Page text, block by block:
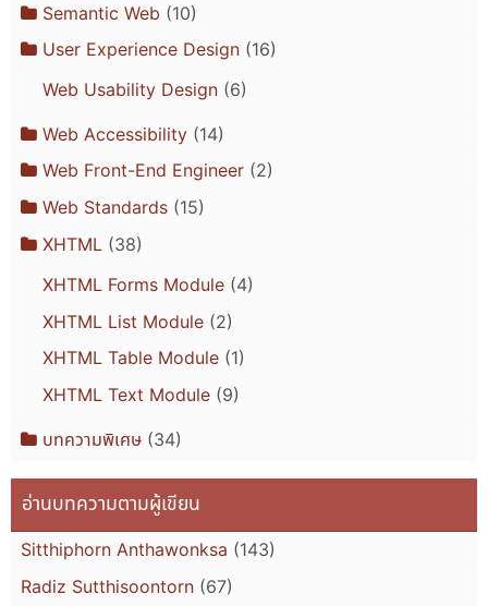
Semantic Web (10)
User Experience Design(16)
Web Usability Design(6)
Web Accessibility(14)
Web Front-End Engineer(2)
Web Standards(15)
XHTML (38)
XHTML Forms Module(4)
XHTML List Module(2)
XHTML Table Module(1)
XHTML Text Module(9)
บทความพิเศษ(34)
อ่านบทความตามผู้เขียน
Sitthiphorn Anthawonksa (143)
Radiz Sutthisoontorn (67)